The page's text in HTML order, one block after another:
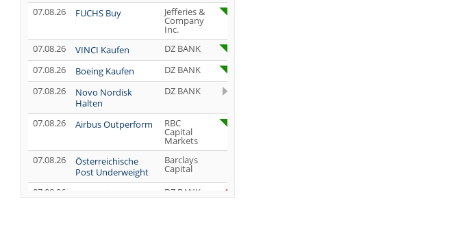
07.08.26
FUCHS Buy Jefferies &
Company
Inc.
07.08.26
VINCI Kaufen
DZ BANK
07.08.26
Boeing Kaufen
DZ BANK
07.08.26
Novo Nordisk
Halten
DZ BANK
07.08.26 Airbus Outperform RBC
Capital
Markets
07.08.26
Österreichische
Post Underweight
Barclays
Capital
07.08.26
SUSS MicroTec
DZ BANK